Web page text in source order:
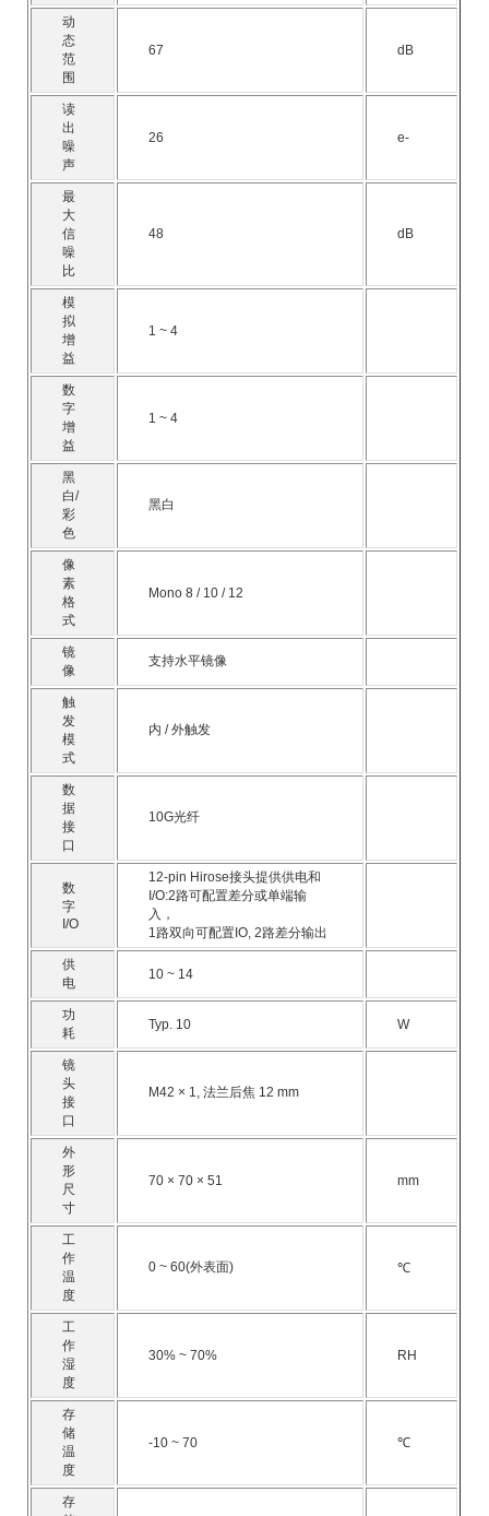
动
态
范
围
67 dB
读
出
噪
声
26 e-
最
大
信
噪
比
48 dB
模
拟
增
益
1 ~ 4
数
字
增
益
1 ~ 4
黑
白/
彩
色
黑白
像
素
格
式
Mono 8 / 10 / 12
镜
像
支持水平镜像
触
发
模
式
内 / 外触发
数
据
接
口
10G光纤
数
字
I/O
12-pin Hirose接头提供供电和
I/O:2路可配置差分或单端输
入，
1路双向可配置IO, 2路差分输出
供
电
10 ~ 14
功
耗
Typ. 10 W
镜
头
接
口
M42 × 1, 法兰后焦 12 mm
外
形
尺
寸
70 × 70 × 51 mm
工
作
温
度
0 ~ 60(外表面) ℃
工
作
湿
度
30% ~ 70% RH
存
储
温
度
-10 ~ 70 ℃
存